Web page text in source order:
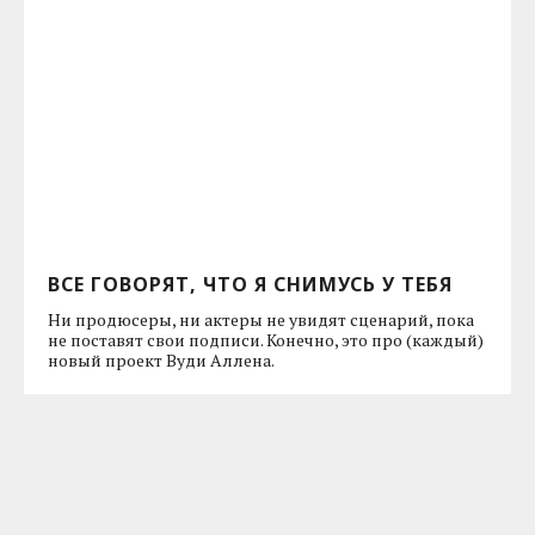
ВСЕ ГОВОРЯТ, ЧТО Я СНИМУСЬ У ТЕБЯ
Ни продюсеры, ни актеры не увидят сценарий, пока
не поставят свои подписи. Конечно, это про (каждый)
новый проект Вуди Аллена.